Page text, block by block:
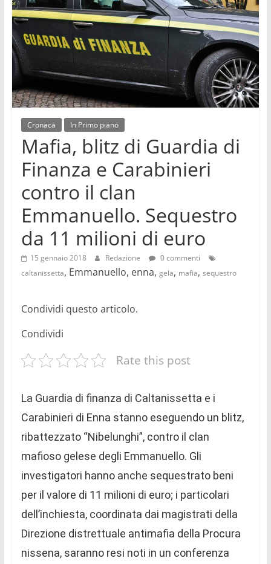
–
videonews
sempre
aggiornate
su
politica,
cronaca,
economia,
sport,
eventi,
spettacoli,
musica,
cultura,
scienza,
medicina
Cronaca In Primo piano
Mafia, blitz di Guardia di
Finanza e Carabinieri
contro il clan
Emmanuello. Sequestro
da 11 milioni di euro
15 gennaio 2018 Redazione
0 commenti
caltanissetta, Emmanuello, enna, gela, mafia, sequestro
Condividi questo articolo.
Condividi
Rate this post
La Guardia di finanza di Caltanissetta e i
Carabinieri di Enna stanno eseguendo un blitz,
ribattezzato “Nibelunghi”, contro il clan
mafioso gelese degli Emmanuello. Gli
investigatori hanno anche sequestrato beni
per il valore di 11 milioni di euro; i particolari
dell’inchiesta, coordinata dai magistrati della
Direzione distrettuale antimafia della Procura
nissena, saranno resi noti in un conferenza